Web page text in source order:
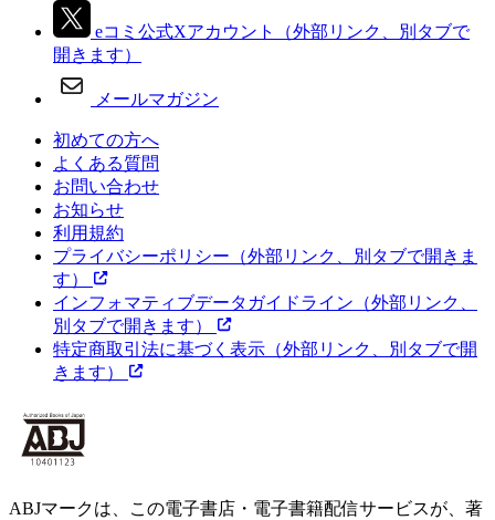
eコミ公式Xアカウント
（外部リンク、別タブで
開きます）
メールマガジン
初めての方へ
よくある質問
お問い合わせ
お知らせ
利用規約
プライバシーポリシー （外部リンク、別タブで開きま
す）
インフォマティブデータガイドライン （外部リンク、
別タブで開きます）
特定商取引法に基づく表示 （外部リンク、別タブで開
きます）
ABJマークは、この電子書店・電子書籍配信サービスが、著